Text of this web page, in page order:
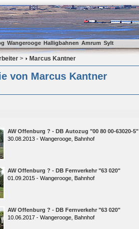
Wangerooge Halligbahnen Amrum Sylt
> Marcus Kantner
von Marcus Kantner
AW Offenburg ? - DB Autozug "00 80 00-63020-5"
30.08.2013 - Wangerooge, Bahnhof
AW Offenburg ? - DB Fernverkehr "63 020"
01.09.2015 - Wangerooge, Bahnhof
AW Offenburg ? - DB Fernverkehr "63 020"
10.06.2017 - Wangerooge, Bahnhof